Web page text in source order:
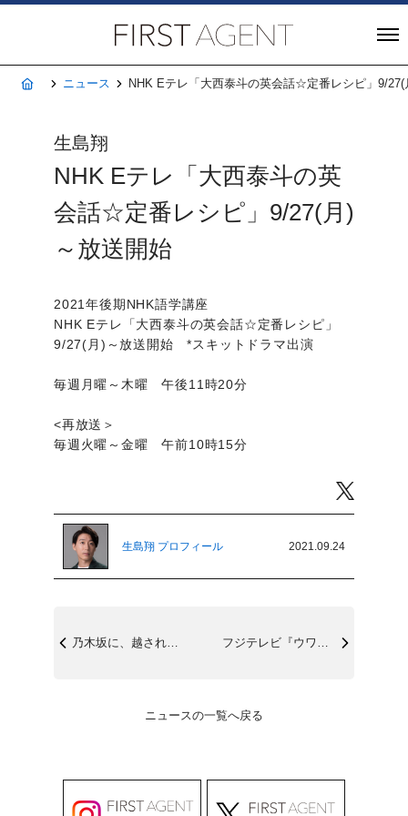
ホームニュース NHK Eテレ「大西泰斗の英会話☆定番レシピ」9/27(
生島翔
NHK Eテレ「大西泰斗の英
会話☆定番レシピ」9/27(月)
～放送開始
2021年後期NHK語学講座
NHK Eテレ「大西泰斗の英会話☆定番レシピ」
9/27(月)～放送開始 *スキットドラマ出演
毎週月曜～木曜 午後11時20分
<再放送＞
毎週火曜～金曜 午前10時15分
生島翔 プロフィール 2021.09.24
乃木坂に、越されました～AKB48、色々... フジテレビ『ウワサのお客さま』9/24(...
ニュースの一覧へ戻る